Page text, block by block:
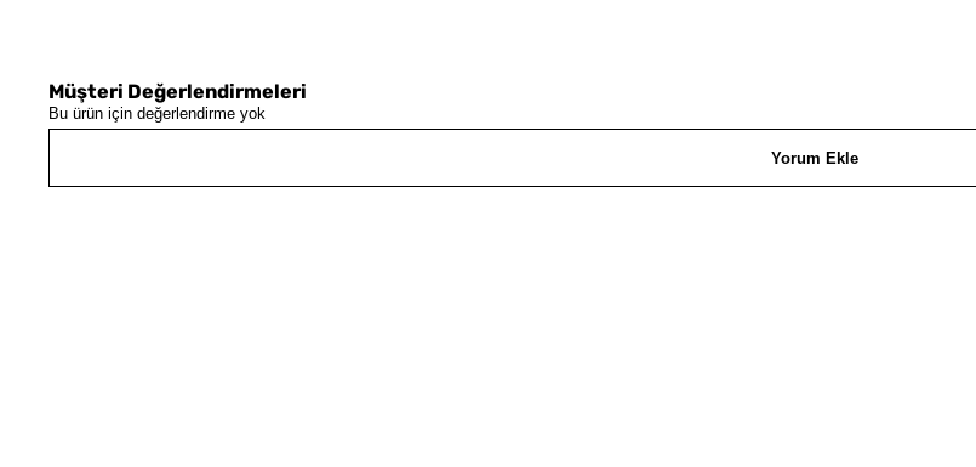
Müşteri Değerlendirmeleri
Bu ürün için değerlendirme yok
Yorum Ekle